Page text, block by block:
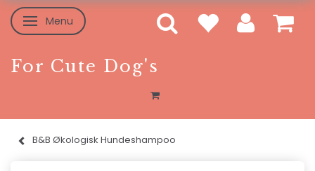
Skifte navigation
Menu
For Cute Dog's
B&B Økologisk Hundeshampoo